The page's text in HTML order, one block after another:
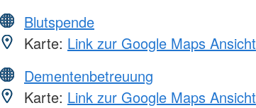
Blutspende
Karte: Link zur Google Maps Ansicht
Dementenbetreuung
Karte: Link zur Google Maps Ansicht